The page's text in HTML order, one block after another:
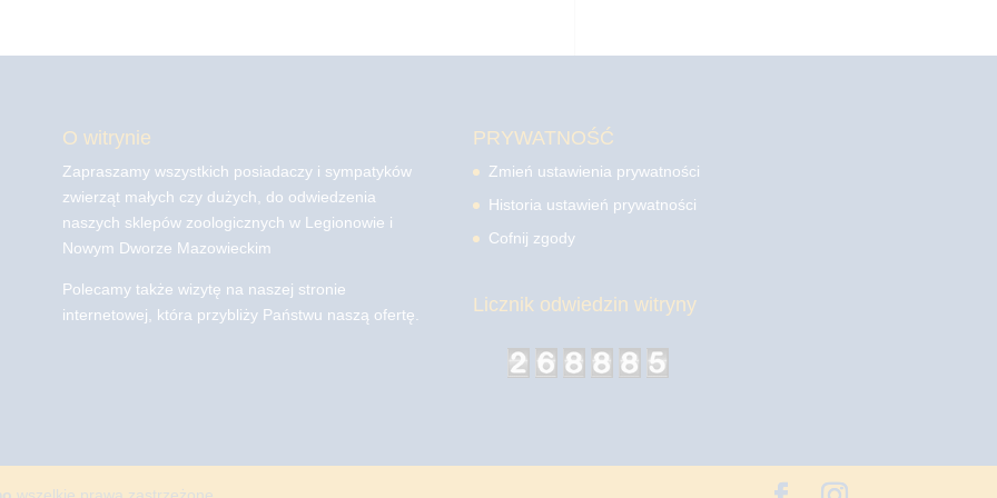
O witrynie
Zapraszamy wszystkich posiadaczy i sympatyków
zwierząt małych czy dużych, do odwiedzenia
naszych sklepów zoologicznych w Legionowie i
Nowym Dworze Mazowieckim
Polecamy także wizytę na naszej stronie
internetowej, która przybliży Państwu naszą ofertę.
PRYWATNOŚĆ
Zmień ustawienia prywatności
Historia ustawień prywatności
Cofnij zgody
Licznik odwiedzin witryny